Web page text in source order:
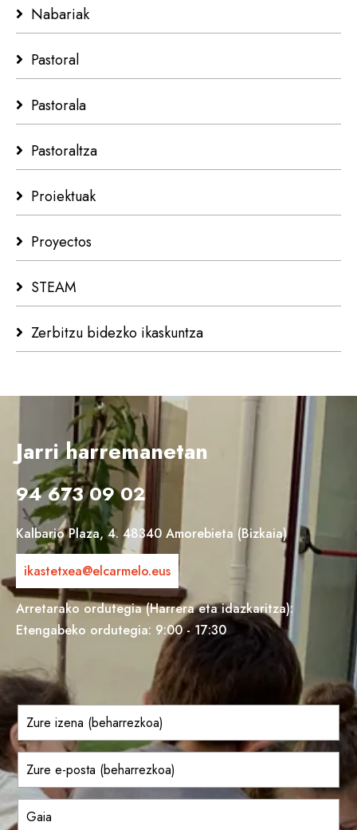
Nabariak
Pastoral
Pastorala
Pastoraltza
Proiektuak
Proyectos
STEAM
Zerbitzu bidezko ikaskuntza
Jarri harremanetan
94 673 09 02
Kalbario Plaza, 4. 48340 Amorebieta (Bizkaia)
ikastetxea@elcarmelo.eus
Arretarako ordutegia (Harrera eta idazkaritza):
Etengabeko ordutegia: 9:00 - 17:30